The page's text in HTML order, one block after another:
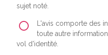
sujet noté.
L'avis comporte des
toute autre
vol d'identité.